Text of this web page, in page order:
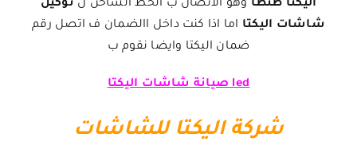
اليكتا طنطا وهو الاتصال ب الخط الساخن ل توكيل
شاشات اليكتا اما اذا كنت داخل االضمان ف اتصل رقم
ضمان اليكتا وايضا نقوم ب
led صيانة شاشات اليكتا
شركة اليكتا للشاشات